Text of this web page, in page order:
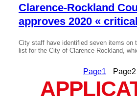
Clarence-Rockland
approves 2020 «
City staff have identified seven items on
list for the City of Clarence-Rockland,
Page1 Page2